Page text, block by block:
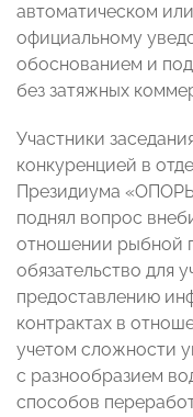
автоматическом
официальному
обоснованием и
без затяжных
Участники
конкуренцией в
Президиума
поднял вопрос
отношении рыбной
обязательство для
предоставлению
контрактах в
учетом сложности
с разнообразием
способов